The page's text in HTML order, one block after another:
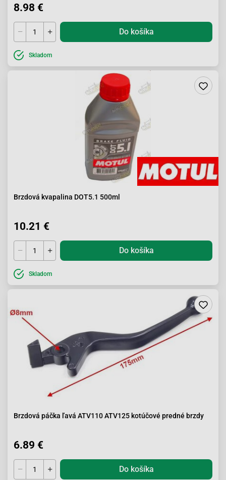
8.98 €
Do košíka
Skladom
Brzdová kvapalina DOT5.1 500ml
10.21 €
Do košíka
Skladom
Brzdová páčka ľavá ATV110 ATV125 kotúčové predné brzdy
6.89 €
Do košíka